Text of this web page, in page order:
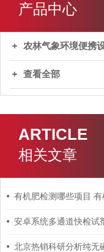
产品中心
农林气象环境便携
查看全部
ARTICLE
相关文章
北京热销科研分析纯无